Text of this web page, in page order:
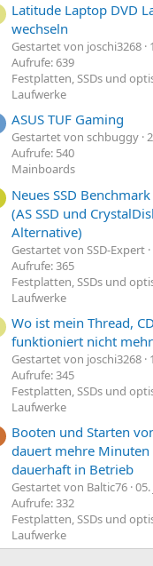
Latitude Laptop DVD
wechseln
Gestartet von joschi3268
Aufrufe: 639
Festplatten, SSDs und
Laufwerke
ASUS TUF Gaming
Gestartet von schbuggy
Aufrufe: 540
Mainboards
Neues SSD
(AS SSD und
Alternative)
Gestartet von SSD-Expert
Aufrufe: 365
Festplatten, SSDs und
Laufwerke
Wo ist mein Thread,
funktioniert nicht
Gestartet von joschi3268
Aufrufe: 345
Festplatten, SSDs und
Laufwerke
Booten und Starten
dauert mehre Minuten
dauerhaft in Betrieb
Gestartet von Baltic76 05.
Aufrufe: 332
Festplatten, SSDs und
Laufwerke